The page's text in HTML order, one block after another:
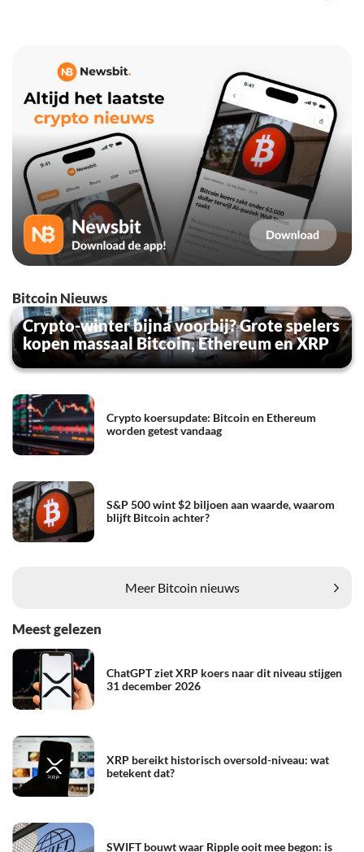
Bitcoin Nieuws
Crypto-winter bijna voorbij? Grote spelers
kopen massaal Bitcoin, Ethereum en XRP
Crypto koersupdate: Bitcoin en Ethereum
worden getest vandaag
S&P 500 wint $2 biljoen aan waarde, waarom
blijft Bitcoin achter?
Meer Bitcoin nieuws
Meest gelezen
ChatGPT ziet XRP koers naar dit niveau stijgen
31 december 2026
XRP bereikt historisch oversold-niveau: wat
betekent dat?
SWIFT bouwt waar Ripple ooit mee begon: is